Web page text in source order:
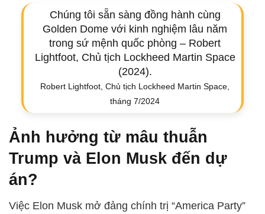
Chúng tôi sẵn sàng đồng hành cùng
Golden Dome với kinh nghiệm lâu năm
trong sứ mệnh quốc phòng – Robert
Lightfoot, Chủ tịch Lockheed Martin Space
(2024).
Robert Lightfoot, Chủ tịch Lockheed Martin Space,
tháng 7/2024
Ảnh hưởng từ mâu thuẫn
Trump và Elon Musk đến dự
án?
Việc Elon Musk mở đảng chính trị “America Party”